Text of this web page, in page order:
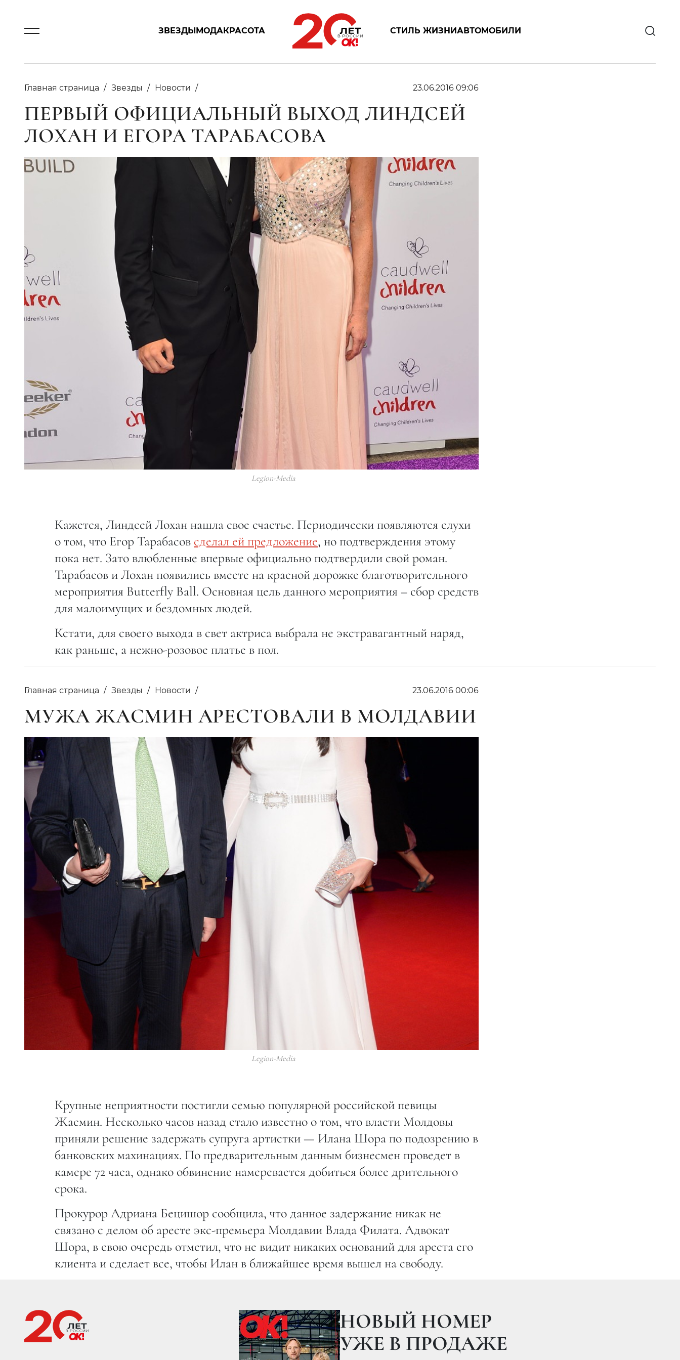
ЗВЕЗДЫМОДАКРАСОТА СТИЛЬ ЖИЗНИАВТОМОБИЛИ
Главная страница Звезды Новости 23.06.2016 09:06
ПЕРВЫЙ ОФИЦИАЛЬНЫЙ ВЫХОД ЛИНДСЕЙ
ЛОХАН И ЕГОРА ТАРАБАСОВА
Legion-Media
Кажется, Линдсей Лохан нашла свое счастье. Периодически появляются слухи
о том, что Егор Тарабасов сделал ей предложение, но подтверждения этому
пока нет. Зато влюбленные впервые официально подтвердили свой роман.
Тарабасов и Лохан появились вместе на красной дорожке благотворительного
мероприятия Butterfly Ball. Основная цель данного мероприятия – сбор средств
для малоимущих и бездомных людей.
Кстати, для своего выхода в свет актриса выбрала не экстравагантный наряд,
как раньше, а нежно-розовое платье в пол.
Главная страница Звезды Новости 23.06.2016 00:06
МУЖА ЖАСМИН АРЕСТОВАЛИ В МОЛДАВИИ
Legion-Media
Крупные неприятности постигли семью популярной российской певицы
Жасмин. Несколько часов назад стало известно о том, что власти Молдовы
приняли решение задержать супруга артистки — Илана Шора по подозрению в
банковских махинациях. По предварительным данным бизнесмен проведет в
камере 72 часа, однако обвинение намеревается добиться более дрительного
срока.
Прокурор Адриана Бецишор сообщила, что данное задержание никак не
связано с делом об аресте экс-премьера Молдавии Влада Филата. Адвокат
Шора, в свою очередь отметил, что не видит никаких оснований для ареста его
клиента и сделает все, чтобы Илан в ближайшее время вышел на свободу.
НОВЫЙ НОМЕР
УЖЕ В ПРОДАЖЕ